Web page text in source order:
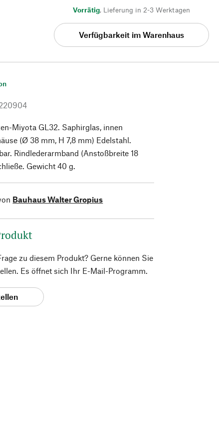
Vorrätig, Lieferung in 2-3 Werktagen
Verfügbarkeit im Warenhaus
Miyota GL32. Saphirglas, innen
(Ø 38 mm, H 7,8 mm) Edelstahl.
Rindlederarmband (Anstoßbreite 18
Gewicht 40 g.
Bauhaus Walter Gropius
zu diesem Produkt? Gerne können Sie
Es öffnet sich Ihr E-Mail-Programm.